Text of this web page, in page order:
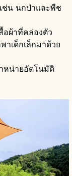
ช่น นกป่าและพืช
อผ้าที่คล่องตัว
าเด็กเล็กมาด้วย
หน่ายอัตโนมัติ